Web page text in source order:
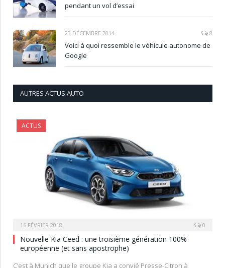
pendant un vol d’essai
23 DÉCEMBRE 2014 8
Voici à quoi ressemble le véhicule autonome de
Google
AUTRES ACTUS AUTO
ACTUS
16 FÉVRIER 2018 0
Nouvelle Kia Ceed : une troisième génération 100%
européenne (et sans apostrophe)
C’est à Munich que le groupe Kia a convié Presse-Citron à